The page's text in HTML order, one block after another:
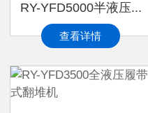
RY-YFD5000半液压...
查看详情